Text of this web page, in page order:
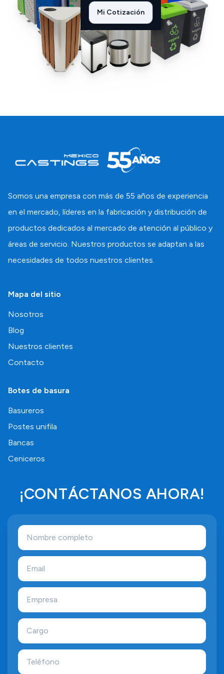
Mi Cotización
Somos una empresa con más de 55 años de experiencia
en el mercado, líderes en la fabricación y distribución de
productos dedicados al mercado de atención al público y
áreas de servicio. Nuestros productos se adaptan a las
necesidades de todos nuestros clientes.
Mapa del sitio
Nosotros
Blog
Nuestros clientes
Contacto
Botes de basura
Basureros
Postes unifila
Bancas
Ceniceros
¡CONTÁCTANOS AHORA!